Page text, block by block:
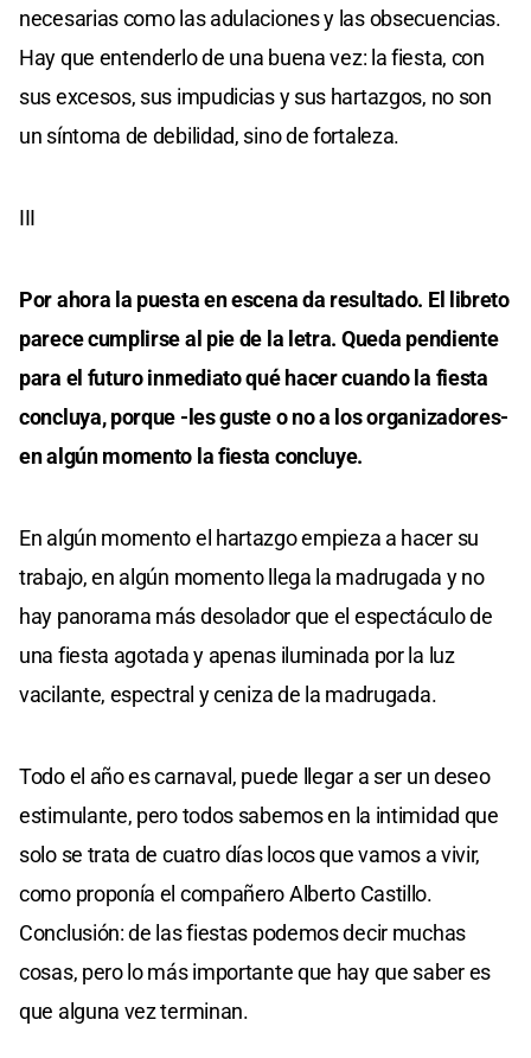
necesarias como las adulaciones y las obsecuencias.
Hay que entenderlo de una buena vez: la fiesta, con
sus excesos, sus impudicias y sus hartazgos, no son
un síntoma de debilidad, sino de fortaleza.
III
Por ahora la puesta en escena da resultado. El libreto
parece cumplirse al pie de la letra. Queda pendiente
para el futuro inmediato qué hacer cuando la fiesta
concluya, porque -les guste o no a los organizadores-
en algún momento la fiesta concluye.
En algún momento el hartazgo empieza a hacer su
trabajo, en algún momento llega la madrugada y no
hay panorama más desolador que el espectáculo de
una fiesta agotada y apenas iluminada por la luz
vacilante, espectral y ceniza de la madrugada.
Todo el año es carnaval, puede llegar a ser un deseo
estimulante, pero todos sabemos en la intimidad que
solo se trata de cuatro días locos que vamos a vivir,
como proponía el compañero Alberto Castillo.
Conclusión: de las fiestas podemos decir muchas
cosas, pero lo más importante que hay que saber es
que alguna vez terminan.